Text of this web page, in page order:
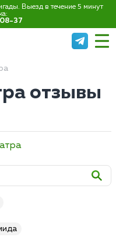
Выезд в течение 5 минут
37
отзывы